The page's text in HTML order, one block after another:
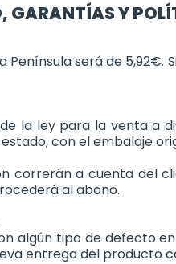
GARANTÍAS Y
Península será de
la ley para la venta a
con el embalaje
correrán a cuenta del
al abono.
algún tipo de defecto
entrega del producto